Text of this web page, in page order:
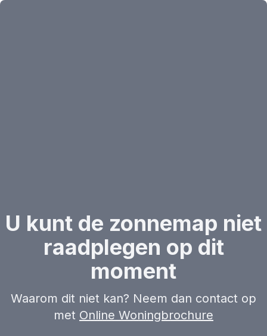
U kunt de zonnemap niet
raadplegen op dit
moment
Waarom dit niet kan? Neem dan contact op
met Online Woningbrochure